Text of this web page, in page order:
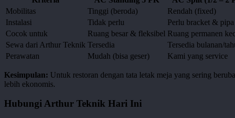
Mobilitas
Tinggi (beroda)
Rendah (fixed)
Instalasi
Tidak perlu
Perlu bracket & pipa
Cocok untuk
Ruang besar & fleksibel Ruang permanen
Sewa dari Arthur Teknik Tersedia
Tersedia bulanan/
Perawatan
Mudah (bisa geser) Kami yang service
Kesimpulan: Untuk restoran dengan tata letak meja yang sering
lebih ekonomis.
Hubungi Arthur Teknik Hari Ini